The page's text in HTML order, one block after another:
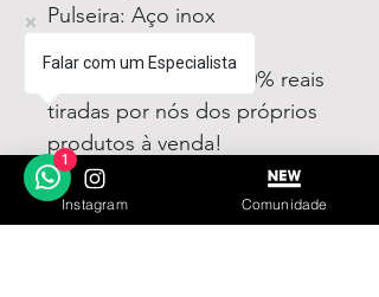
Pulseira: Aço inox
postadas aqui são 100% reais
tiradas por nós dos próprios
produtos à venda!
Qualidade garantida ou
devolução por nossa conta!
Instagram Comunidade
Falar com um Especialista
1